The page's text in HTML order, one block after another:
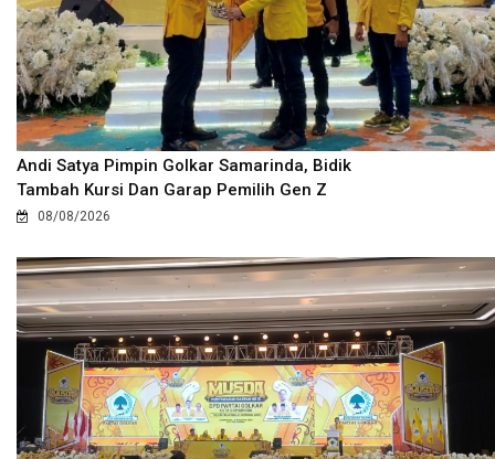
Andi Satya Pimpin Golkar Samarinda, Bidik
Tambah Kursi Dan Garap Pemilih Gen Z
08/08/2026